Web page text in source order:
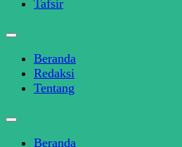
Tafsir
Beranda
Redaksi
Tentang
Beranda